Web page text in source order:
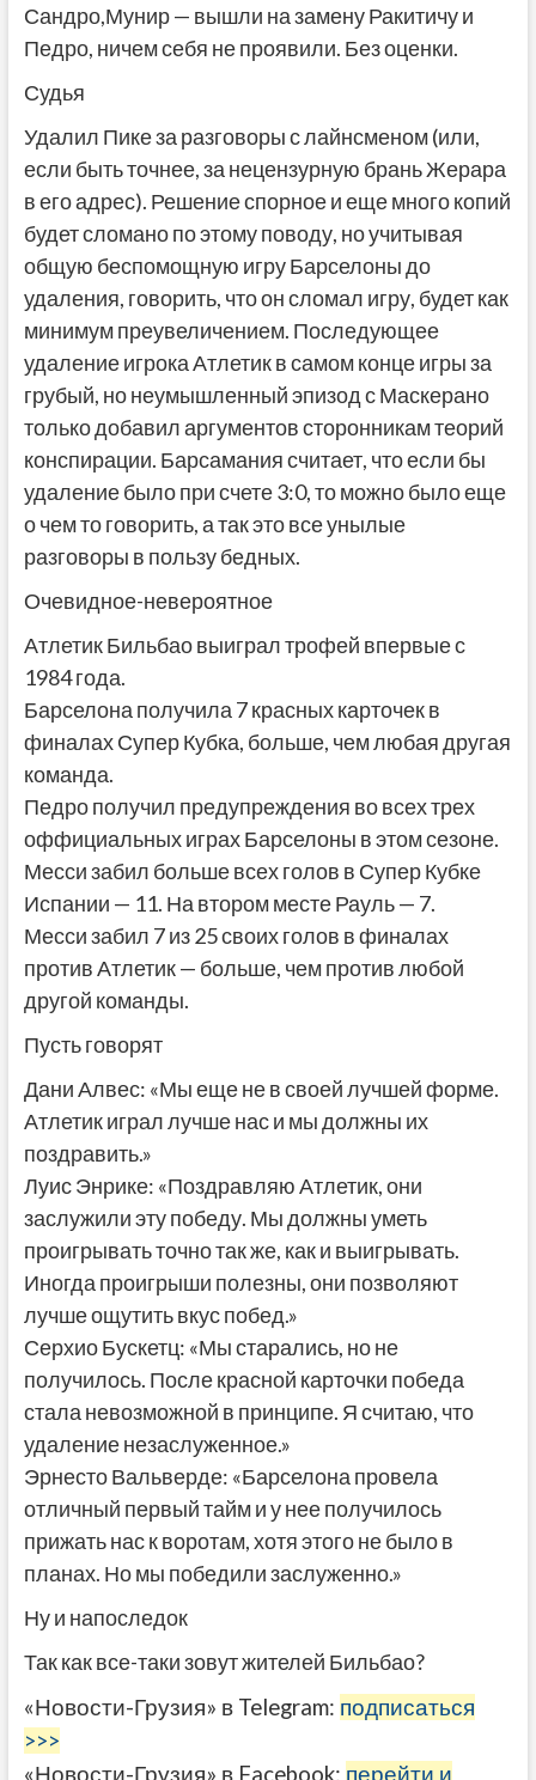
Сандро,Мунир — вышли на замену Ракитичу и
Педро, ничем себя не проявили. Без оценки.
Судья
Удалил Пике за разговоры с лайнсменом (или,
если быть точнее, за нецензурную брань Жерара
в его адрес). Решение спорное и еще много копий
будет сломано по этому поводу, но учитывая
общую беспомощную игру Барселоны до
удаления, говорить, что он сломал игру, будет как
минимум преувеличением. Последующее
удаление игрока Атлетик в самом конце игры за
грубый, но неумышленный эпизод с Маскерано
только добавил аргументов сторонникам теорий
конспирации. Барсамания считает, что если бы
удаление было при счете 3:0, то можно было еще
о чем то говорить, а так это все унылые
разговоры в пользу бедных.
Очевидное-невероятное
Атлетик Бильбао выиграл трофей впервые с
1984 года.
Барселона получила 7 красных карточек в
финалах Супер Кубка, больше, чем любая другая
команда.
Педро получил предупреждения во всех трех
оффициальных играх Барселоны в этом сезоне.
Месси забил больше всех голов в Супер Кубке
Испании — 11. На втором месте Рауль — 7.
Месси забил 7 из 25 своих голов в финалах
против Атлетик — больше, чем против любой
другой команды.
Пусть говорят
Дани Алвес: «Мы еще не в своей лучшей форме.
Атлетик играл лучше нас и мы должны их
поздравить.»
Луис Энрике: «Поздравляю Атлетик, они
заслужили эту победу. Мы должны уметь
проигрывать точно так же, как и выигрывать.
Иногда проигрыши полезны, они позволяют
лучше ощутить вкус побед.»
Серхио Бускетц: «Мы старались, но не
получилось. После красной карточки победа
стала невозможной в принципе. Я считаю, что
удаление незаслуженное.»
Эрнесто Вальверде: «Барселона провела
отличный первый тайм и у нее получилось
прижать нас к воротам, хотя этого не было в
планах. Но мы победили заслуженно.»
Ну и напоследок
Так как все-таки зовут жителей Бильбао?
«Новости-Грузия» в Telegram: подписаться
>>>
«Новости-Грузия» в Facebook: перейти и